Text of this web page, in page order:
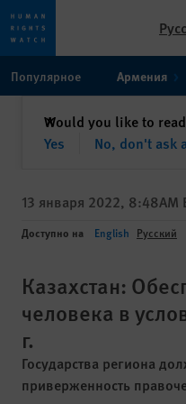
toto
content
Популярное Армения
Would you like to
Yes
No, don't ask
✕закрыть
13 января 2022, 8:48AM
Доступно на English Русский
Казахстан:
человека в
г.
Государства региона
приверженность